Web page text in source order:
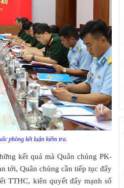
phòng kết luận kiểm tra.
kết quả mà Quân chủng PK-
tới, Quân chủng cần tiếp tục đẩy
TTHC, kiên quyết đẩy mạnh số